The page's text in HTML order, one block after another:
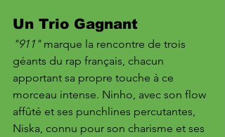
Un Trio Gagnant
"911" marque la rencontre de trois
géants du rap français, chacun
apportant sa propre touche à ce
morceau intense. Ninho, avec son flow
affûté et ses punchlines percutantes,
Niska, connu pour son charisme et ses